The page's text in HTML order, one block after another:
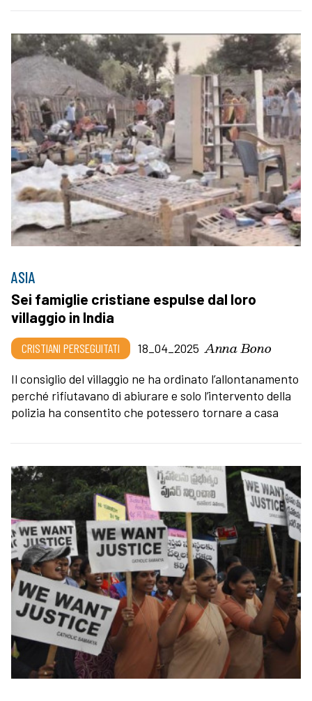
ASIA
Sei famiglie cristiane espulse dal loro
villaggio in India
CRISTIANI PERSEGUITATI 18_04_2025 Anna Bono
Il consiglio del villaggio ne ha ordinato l’allontanamento
perché rifiutavano di abiurare e solo l’intervento della
polizia ha consentito che potessero tornare a casa